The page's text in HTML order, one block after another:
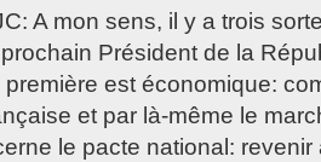
A mon sens, il y a trois
Président de la
première est économique:
et par là-même le
le pacte national: